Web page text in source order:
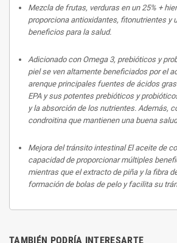
Mezcla de frutas, verduras en un 25% +
proporciona antioxidantes, fitonutrientes y
beneficios para la salud.
Adicionado con Omega 3, prebióticos y
piel se ven altamente beneficiados por el
arenque principales fuentes de ácidos
EPA y sus potentes prebióticos y
y la absorción de los nutrientes. Además,
condroitina que mantienen una buena
Mejora del tránsito intestinalEl aceite de
capacidad de proporcionar múltiples
mientras que el extracto de piña y la fibra
formación de bolas de pelo y facilita su
TAMBIÉN PODRÍA INTERESARTE